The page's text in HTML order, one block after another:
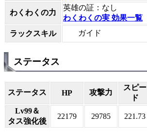
わくわくの力
英雄の証：なし
わくわくの実 効果一覧
ラックスキル
ガイド
ステータス
ステータス HP 攻撃力
スピー
ド
Lv99＆
タス強化後
22179 29785 221.73